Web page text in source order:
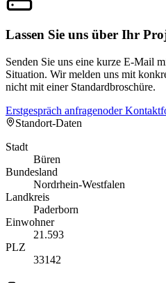
Lassen Sie uns über Ihr
Senden Sie uns eine kurze E-Mail
Situation. Wir melden uns mit
nicht mit einer Standardbroschüre.
Erstgespräch anfragenoder
Standort-Daten
Stadt
Büren
Bundesland
Nordrhein-Westfalen
Landkreis
Paderborn
Einwohner
21.593
PLZ
33142